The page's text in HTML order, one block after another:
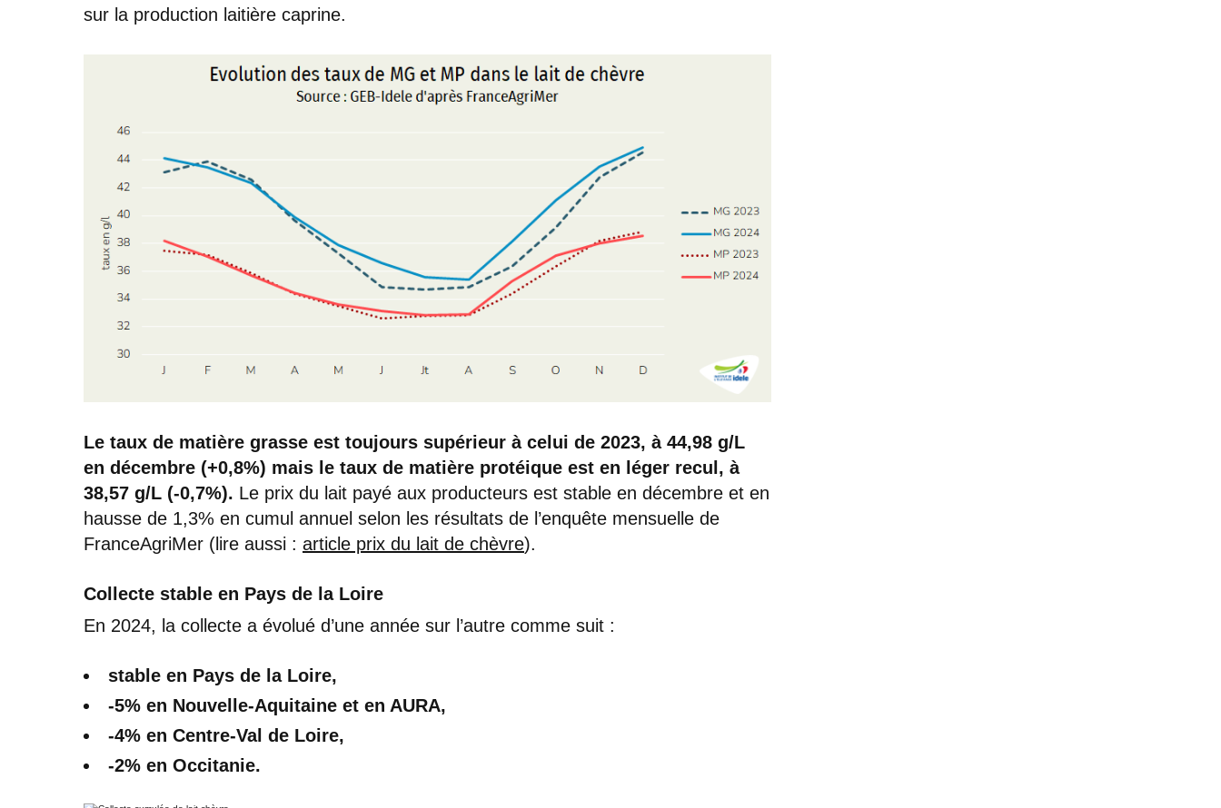
sur la production laitière caprine.
Le taux de matière grasse est toujours supérieur à celui de 2023, à 44,98 g/L
en décembre (+0,8%) mais le taux de matière protéique est en léger recul, à
38,57 g/L (-0,7%). Le prix du lait payé aux producteurs est stable en décembre et en
hausse de 1,3% en cumul annuel selon les résultats de l’enquête mensuelle de
FranceAgriMer (lire aussi : article prix du lait de chèvre).
Collecte stable en Pays de la Loire
En 2024, la collecte a évolué d’une année sur l’autre comme suit :
stable en Pays de la Loire,
-5% en Nouvelle-Aquitaine et en AURA,
-4% en Centre-Val de Loire,
-2% en Occitanie.